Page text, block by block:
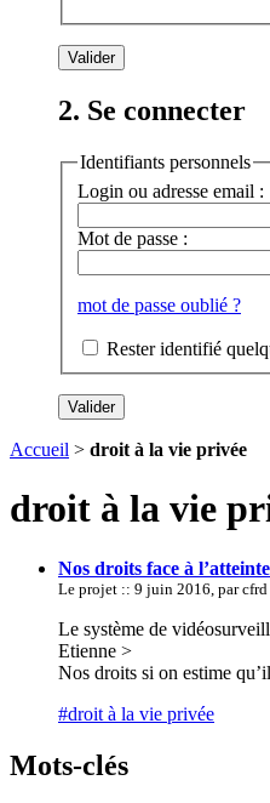
2. Se connecter
Identifiants personnels
Login ou adresse email :
Mot de passe :
mot de passe oublié ?
Rester identifié
Accueil > droit à la vie privée
droit à la vie
Nos droits face à
Le projet :: 9 juin 2016, par cfrd
Le système de
Etienne >
Nos droits si on estime
#droit à la vie privée
Mots-clés